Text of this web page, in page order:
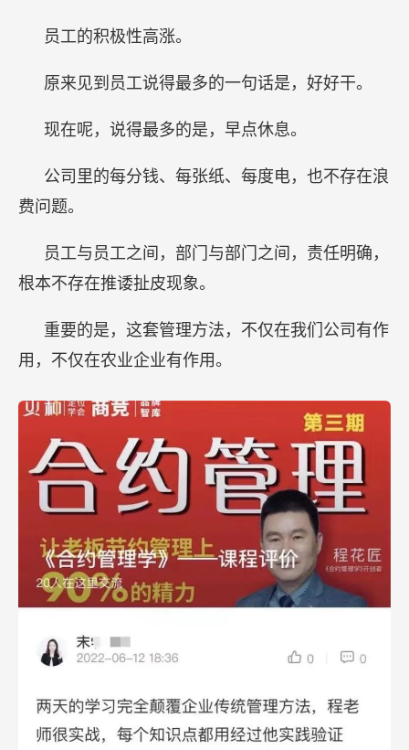
员工的积极性高涨。
原来见到员工说得最多的一句话是，好好干。
现在呢，说得最多的是，早点休息。
公司里的每分钱、每张纸、每度电，也不存在浪
费问题。
员工与员工之间，部门与部门之间，责任明确，
根本不存在推诿扯皮现象。
重要的是，这套管理方法，不仅在我们公司有作
用，不仅在农业企业有作用。